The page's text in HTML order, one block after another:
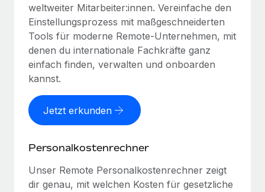
weltweiter Mitarbeiter:innen. Vereinfache den
Einstellungsprozess mit maßgeschneiderten
Tools für moderne Remote-Unternehmen, mit
denen du internationale Fachkräfte ganz
einfach finden, verwalten und onboarden
kannst.
Jetzt erkunden
Personalkostenrechner
Unser Remote Personalkostenrechner zeigt
dir genau, mit welchen Kosten für gesetzliche